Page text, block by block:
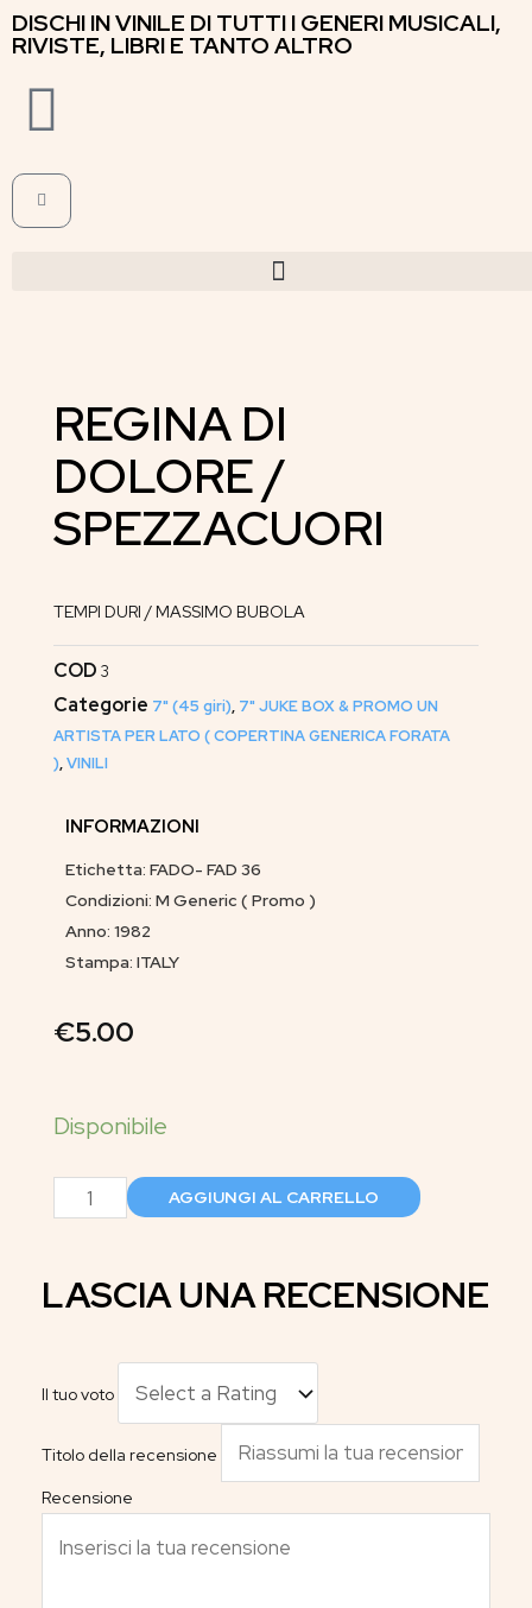
DISCHI IN VINILE DI TUTTI I GENERI MUSICALI,
RIVISTE, LIBRI E TANTO ALTRO
REGINA DI
DOLORE /
SPEZZACUORI
TEMPI DURI / MASSIMO BUBOLA
COD 3
Categorie 7" (45 giri), 7" JUKE BOX & PROMO UN
ARTISTA PER LATO ( COPERTINA GENERICA FORATA
),VINILI
INFORMAZIONI
Etichetta: FADO- FAD 36
Condizioni: M Generic ( Promo )
Anno: 1982
Stampa: ITALY
€5.00
AGGIUNGI AL CARRELLO
LASCIA UNA RECENSIONE
Il tuo voto
Titolo della recensione
Recensione